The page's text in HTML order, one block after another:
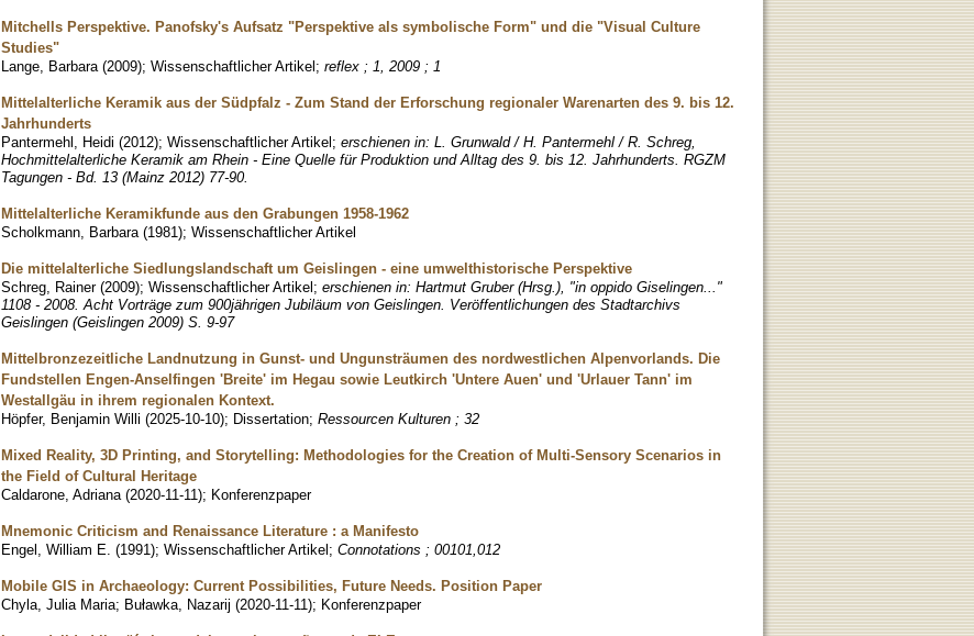
Mitchells Perspektive. Panofsky's Aufsatz "Perspektive als symbolische Form" und die "Visual Culture
Studies"
Lange, Barbara (2009); Wissenschaftlicher Artikel; reflex ; 1, 2009 ; 1
Mittelalterliche Keramik aus der Südpfalz - Zum Stand der Erforschung regionaler Warenarten des 9. bis 12.
Jahrhunderts
Pantermehl, Heidi (2012); Wissenschaftlicher Artikel; erschienen in: L. Grunwald / H. Pantermehl / R. Schreg,
Hochmittelalterliche Keramik am Rhein - Eine Quelle für Produktion und Alltag des 9. bis 12. Jahrhunderts. RGZM
Tagungen - Bd. 13 (Mainz 2012) 77-90.
Mittelalterliche Keramikfunde aus den Grabungen 1958-1962
Scholkmann, Barbara (1981); Wissenschaftlicher Artikel
Die mittelalterliche Siedlungslandschaft um Geislingen - eine umwelthistorische Perspektive
Schreg, Rainer (2009); Wissenschaftlicher Artikel; erschienen in: Hartmut Gruber (Hrsg.), "in oppido Giselingen..."
1108 - 2008. Acht Vorträge zum 900jährigen Jubiläum von Geislingen. Veröffentlichungen des Stadtarchivs
Geislingen (Geislingen 2009) S. 9-97
Mittelbronzezeitliche Landnutzung in Gunst- und Ungunsträumen des nordwestlichen Alpenvorlands. Die
Fundstellen Engen-Anselfingen 'Breite' im Hegau sowie Leutkirch 'Untere Auen' und 'Urlauer Tann' im
Westallgäu in ihrem regionalen Kontext.
Höpfer, Benjamin Willi (2025-10-10); Dissertation; Ressourcen Kulturen ; 32
Mixed Reality, 3D Printing, and Storytelling: Methodologies for the Creation of Multi-Sensory Scenarios in
the Field of Cultural Heritage
Caldarone, Adriana (2020-11-11); Konferenzpaper
Mnemonic Criticism and Renaissance Literature : a Manifesto
Engel, William E. (1991); Wissenschaftlicher Artikel; Connotations ; 00101,012
Mobile GIS in Archaeology: Current Possibilities, Future Needs. Position Paper
Chyla, Julia Maria; Buławka, Nazarij (2020-11-11); Konferenzpaper